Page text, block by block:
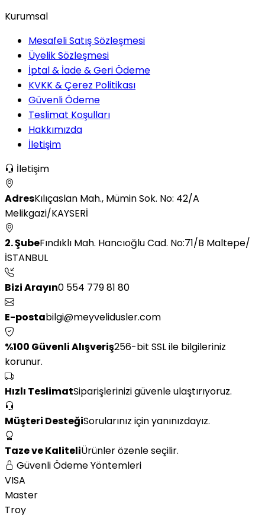
Kurumsal
Mesafeli Satış Sözleşmesi
Üyelik Sözleşmesi
İptal & İade & Geri Ödeme
KVKK & Çerez Politikası
Güvenli Ödeme
Teslimat Koşulları
Hakkımızda
İletişim
İletişim
AdresKılıçaslan Mah., Mümin Sok. No: 42/A
Melikgazi/KAYSERİ
2. ŞubeFındıklı Mah. Hancıoğlu Cad. No:71/B Maltepe/
İSTANBUL
Bizi Arayın0 554 779 81 80
E-postabilgi@meyvelidusler.com
%100 Güvenli Alışveriş256-bit SSL ile bilgileriniz
korunur.
Hızlı TeslimatSiparişlerinizi güvenle ulaştırıyoruz.
Müşteri DesteğiSorularınız için yanınızdayız.
Taze ve KaliteliÜrünler özenle seçilir.
Güvenli Ödeme Yöntemleri
VISA
Master
Troy